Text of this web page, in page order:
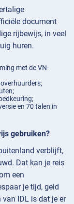
document
rijbewijs, in veel
huren.
met de VN-
en 70 talen in
gebruiken?
verblijft,
Dat kan je reis
een
je tijd, geld
van IDL is dat je er